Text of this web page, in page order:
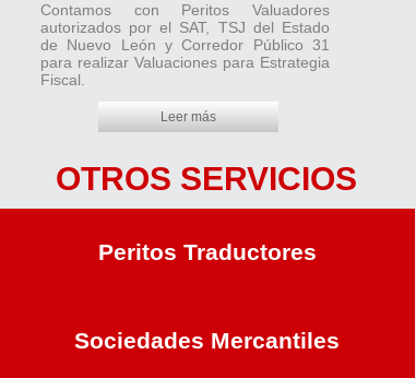
Contamos con Peritos Valuadores
autorizados por el SAT, TSJ del Estado
de Nuevo León y Corredor Público 31
para realizar Valuaciones para Estrategia
Fiscal.
Leer más
OTROS SERVICIOS
Peritos Traductores
Sociedades Mercantiles